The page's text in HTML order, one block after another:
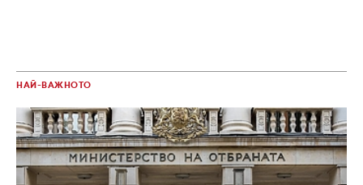
НАЙ-ВАЖНОТО